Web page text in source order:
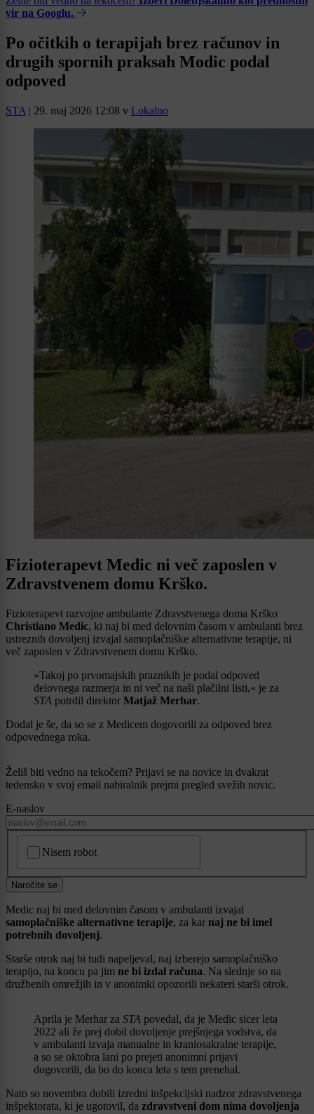
vir na Googlu.
Po očitkih o terapijah brez računov in
drugih spornih praksah Modic podal
odpoved
STA | 29. maj 2026 12:08 v Lokalno
Fizioterapevt Medic ni več zaposlen v
Zdravstvenem domu Krško.
Fizioterapevt razvojne ambulante Zdravstvenega doma Krško
Christiano Medic, ki naj bi med delovnim časom v ambulanti brez
ustreznih dovoljenj izvajal samoplačniške alternativne terapije, ni
več zaposlen v Zdravstvenem domu Krško.
»Takoj po prvomajskih praznikih je podal odpoved
delovnega razmerja in ni več na naši plačilni listi,« je za
STA potrdil direktor Matjaž Merhar.
Dodal je še, da so se z Medicem dogovorili za odpoved brez
odpovednega roka.
Želiš biti vedno na tekočem? Prijavi se na novice in dvakrat
tedensko v svoj email nabiralnik prejmi pregled svežih novic.
E-naslov
Nisem robot
Naročite se
Medic naj bi med delovnim časom v ambulanti izvajal
samoplačniške alternativne terapije, za kar naj ne bi imel
potrebnih dovoljenj.
Starše otrok naj bi tudi napeljeval, naj izberejo samoplačniško
terapijo, na koncu pa jim ne bi izdal računa. Na slednje so na
družbenih omrežjih in v anonimki opozorili nekateri starši otrok.
Aprila je Merhar za STA povedal, da je Medic sicer leta
2022 ali že prej dobil dovoljenje prejšnjega vodstva, da
v ambulanti izvaja manualne in kraniosakralne terapije,
a so se oktobra lani po prejeti anonimni prijavi
dogovorili, da bo do konca leta s tem prenehal.
Nato so novembra dobili izredni inšpekcijski nadzor zdravstvenega
inšpektorata, ki je ugotovil, da zdravstveni dom nima dovoljenja